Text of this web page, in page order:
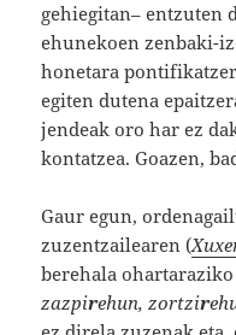
gehiegitan– entzuten
ehunekoen zenbaki-
honetara
egiten dutena
jendeak oro har ez
kontatzea. Goazen,
Gaur egun,
zuzentzailearen (
berehala
zazpirehun, zortzir